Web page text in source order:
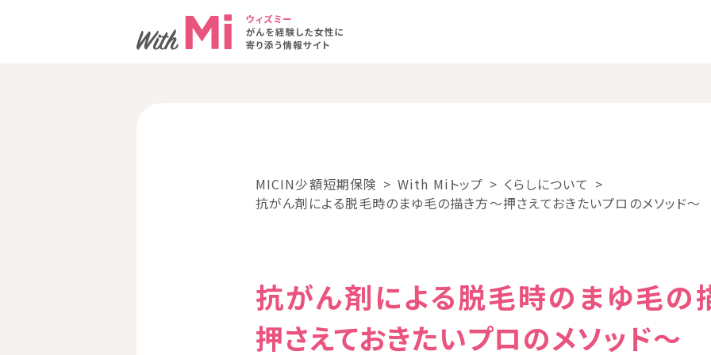
MICIN少額短期保険 With Miトップ
くらしについて
抗がん剤による脱毛時のまゆ毛の描き方〜押さえておきたいプロのメソッド〜
抗がん剤による脱毛時のまゆ毛の
押さえておきたいプロのメソッド〜